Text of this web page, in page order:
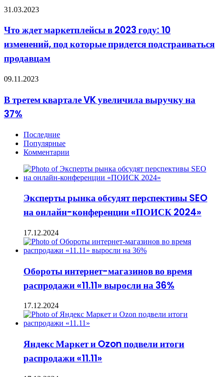
обязательных
для
Что
маркетплейсы
в
2023
10
под
придется
подстраиваться
продавцам
31.03.2023
Что ждет маркетплейсы в 2023 году: 10
изменений, под которые придется подстраиваться
продавцам
В
квартале
VK
увеличила
09.11.2023
В третем квартале VK увеличила выручку на
37%
Последние
Популярные
Комментарии
Эксперты рынка обсудят перспективы SEO
на онлайн-конференции «ПОИСК 2024»
17.12.2024
Обороты интернет-магазинов во время
распродажи «11.11» выросли на 36%
17.12.2024
Яндекс Маркет и Ozon подвели итоги
распродажи «11.11»